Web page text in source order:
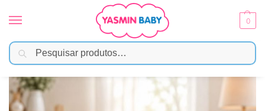
0
Início Enxoval / Mantas e Cobertores